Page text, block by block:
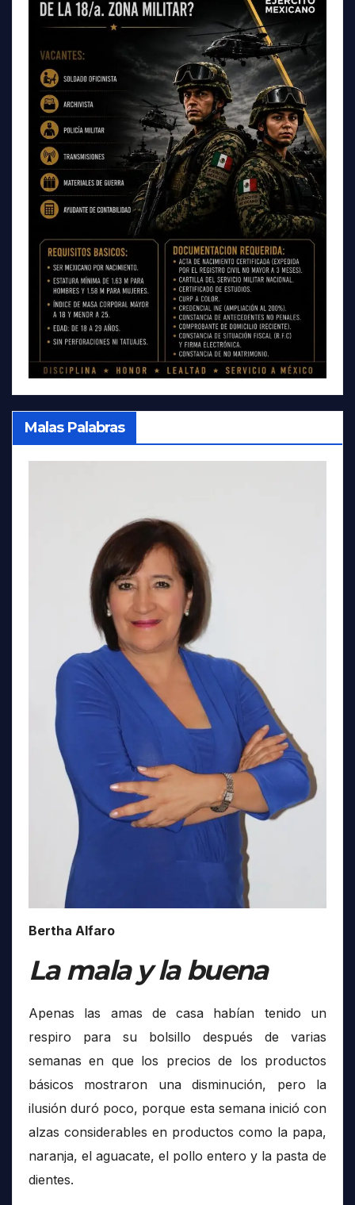
Malas Palabras
Bertha Alfaro
La mala y la buena
Apenas las amas de casa habían tenido un
respiro para su bolsillo después de varias
semanas en que los precios de los productos
básicos mostraron una disminución, pero la
ilusión duró poco, porque esta semana inició con
alzas considerables en productos como la papa,
naranja, el aguacate, el pollo entero y la pasta de
dientes.